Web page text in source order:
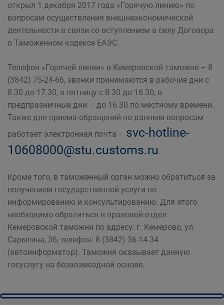
открыл 1 декабря 2017 года «Горячую линию» по
вопросам осуществления внешнеэкономической
деятельности в связи со вступлением в силу Договора
о Таможенном кодексе ЕАЭС.
Телефон «Горячей линии» в Кемеровской таможне – 8
(3842) 75-24-66, звонки принимаются в рабочие дни с
8.30 до 17.30, в пятницу с 8.30 до 16.30, в
предпразничные дни – до 16.30 по местному времени.
Также для приема обращений по данным вопросам
работает электронная почта – svc-hotline-
10608000@stu.customs.ru.
Кроме того, в таможенный орган можно обратиться за
получением государственной услуги по
информированию и консультированию. Для этого
необходимо обратиться в правовой отдел
Кемеровской таможни по адресу: г. Кемерово, ул.
Сарыгина, 36, телефон: 8 (3842) 36-14-34
(автоинформатор). Таможня оказывает данную
госуслугу на безвозмездной основе.